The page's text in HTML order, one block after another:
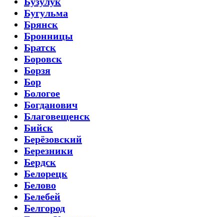
Бугульма
Брянск
Бронницы
Братск
Боровск
Борзя
Бор
Бологое
Богданович
Благовещенск
Бийск
Берёзовский
Березники
Бердск
Белорецк
Белово
Белебей
Белгород